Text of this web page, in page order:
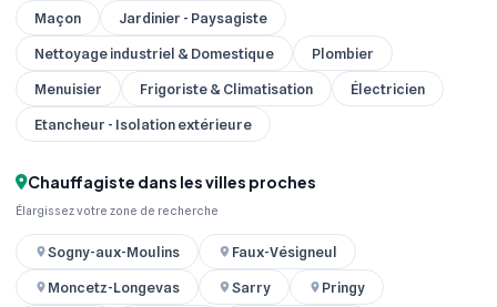
Maçon
Jardinier - Paysagiste
Nettoyage industriel & Domestique
Plombier
Menuisier
Frigoriste & Climatisation
Électricien
Etancheur - Isolation extérieure
Chauffagiste dans les villes proches
Élargissez votre zone de recherche
Sogny-aux-Moulins
Faux-Vésigneul
Moncetz-Longevas
Sarry
Pringy